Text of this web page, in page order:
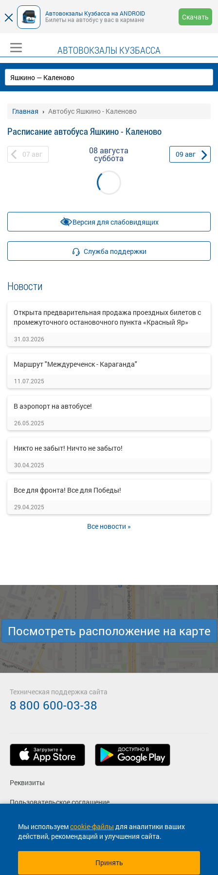
Автовокзалы Кузбасса на ANDROID
Билеты на автобус у вас в кармане
Скачать
АВТОВОКЗАЛЫ КУЗБАССА
Главная Автобус Яшкино - Каленово
Расписание автобуса Яшкино - Каленово
07 авг 08 августа
суббота 09 авг
Версия для слабовидящих
Служба поддержки
Новости
Открыта предварительная продажа проездных билетов с
промежуточного остановочного пункта «Красный Яр»
31.03.2026
Маршрут "Междуреченск - Караганда"
11.07.2025
В аэропорт на автобусе!
26.05.2025
Никто не забыт! Ничто не забыто!
30.04.2025
Все для фронта! Все для Победы!
29.04.2025
Все новости »
Мы используемcookie-файлы для аналитики ваших
действий, рекомендаций и улучшения сайта.
Принять
Посмотреть расположение на карте
Реквизиты
Пользовательское соглашение
Политика конфиденциальности
Согласие на маркетинговые сообщения
Техническая поддержка сайта
8 800 600-03-38
© 2013-2026, ООО "Капитал"- Онлайн сервис продажи